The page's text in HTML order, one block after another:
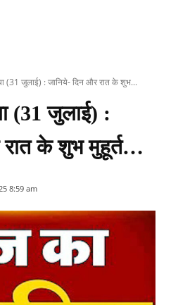
(31 जुलाई) : जानिये- दिन और रात के शुभ...
(31 जुलाई) :
रात के शुभ मुहूर्त…
8:59 am